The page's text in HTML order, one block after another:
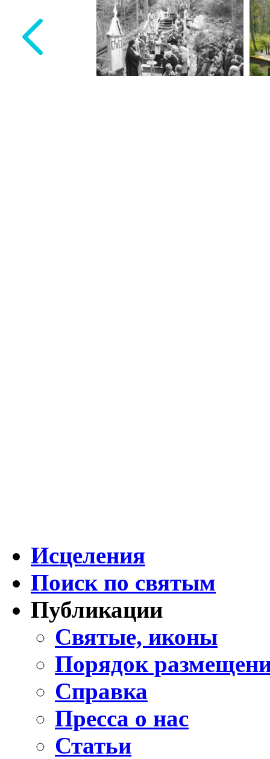
Исцеления
Поиск по святым
Публикации
Святые, иконы
Порядок
Справка
Пресса о нас
Статьи